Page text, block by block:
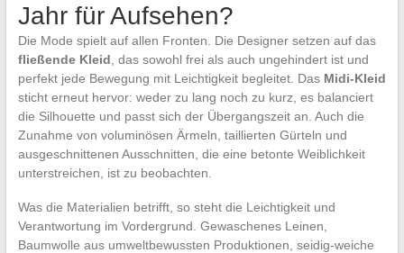
Jahr für Aufsehen?
Die Mode spielt auf allen Fronten. Die Designer setzen auf das
fließende Kleid , das sowohl frei als auch ungehindert ist und
perfekt jede Bewegung mit Leichtigkeit begleitet. Das Midi-Kleid
sticht erneut hervor: weder zu lang noch zu kurz, es balanciert
die Silhouette und passt sich der Übergangszeit an. Auch die
Zunahme von voluminösen Ärmeln, taillierten Gürteln und
ausgeschnittenen Ausschnitten, die eine betonte Weiblichkeit
unterstreichen, ist zu beobachten.
Was die Materialien betrifft, so steht die Leichtigkeit und
Verantwortung im Vordergrund. Gewaschenes Leinen,
Baumwolle aus umweltbewussten Produktionen, seidig-weiche